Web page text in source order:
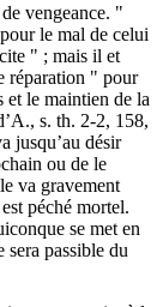
vengeance. "
le mal de celui
" ; mais il et
réparation " pour
et le maintien de la
s. th. 2-2, 158,
jusqu’au désir
ou de le
va gravement
péché mortel.
se met en
sera passible du